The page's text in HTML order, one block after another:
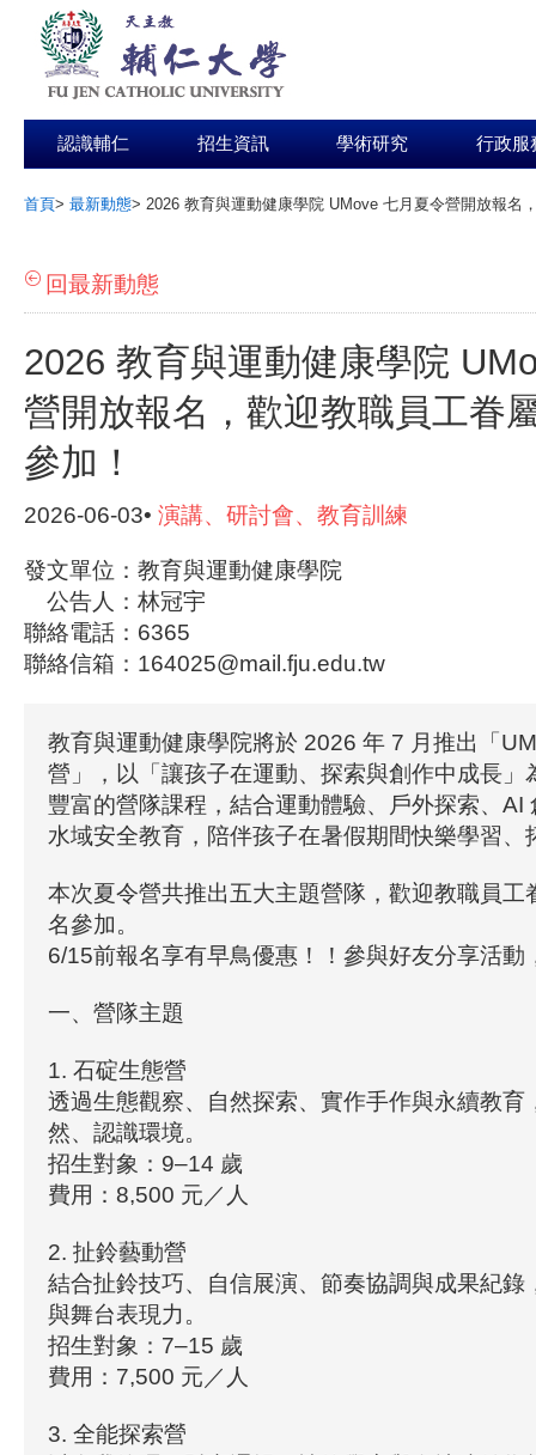
認識輔仁 招生資訊 學術研究 行政服
首頁> 最新動態> 2026 教育與運動健康學院 UMove 七月夏令營開放報名
回最新動態
2026 教育與運動健康學院
營開放報名，歡迎教職員工眷
參加！
2026-06-03• 演講、研討會、教育訓練
發文單位：教育與運動健康學院
公告人：林冠宇
聯絡電話：6365
聯絡信箱：164025@mail.fju.edu.tw
教育與運動健康學院將於 2026 年 7 月推出「
營」，以「讓孩子在運動、探索與創作中成長」
豐富的營隊課程，結合運動體驗、戶外探索、AI
水域安全教育，陪伴孩子在暑假期間快樂學習、
本次夏令營共推出五大主題營隊，歡迎教職員工
名參加。
6/15前報名享有早鳥優惠！！參與好友分享活動
一、營隊主題
1. 石碇生態營
透過生態觀察、自然探索、實作手作與永續教育
然、認識環境。
招生對象：9–14 歲
費用：8,500 元／人
2. 扯鈴藝動營
結合扯鈴技巧、自信展演、節奏協調與成果紀錄
與舞台表現力。
招生對象：7–15 歲
費用：7,500 元／人
3. 全能探索營